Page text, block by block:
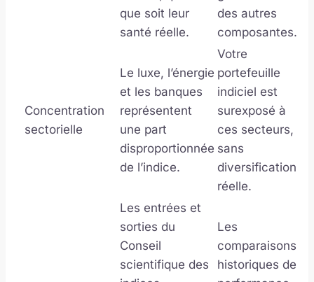
que soit leur
santé réelle.
des autres
composantes.
Concentration
sectorielle
Le luxe, l’énergie
et les banques
représentent
une part
disproportionnée
de l’indice.
Votre
portefeuille
indiciel est
surexposé à
ces secteurs,
sans
diversification
réelle.
Les entrées et
sorties du
Conseil
scientifique des
Les
comparaisons
historiques de